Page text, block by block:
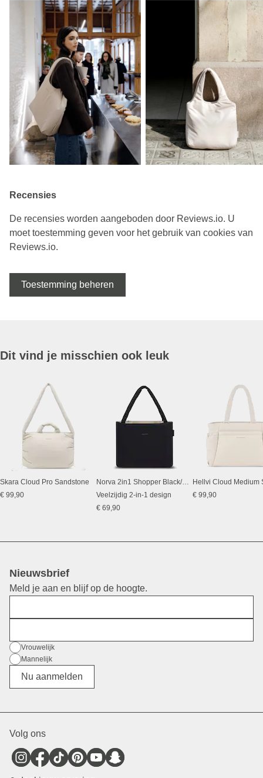
Recensies
De recensies worden aangeboden door Reviews.io. U
moet toestemming geven voor het gebruik van cookies van
Reviews.io.
Toestemming beheren
Dit vind je misschien ook leuk
Skara Cloud Pro Sandstone
€ 99,90
Norva 2in1 Shopper Black/Sand
Veelzijdig 2-in-1 design
€ 69,90
€ 99,90
Nieuwsbrief
Meld je aan en blijf op de hoogte.
Geslacht
Vrouwelijk
Mannelijk
Divers
Nu aanmelden
Volg ons